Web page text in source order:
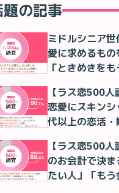
の記事
ミドルシニア
愛に求めるも
「ときめきを
【ラス恋500
恋愛にスキン
代以上の恋活・
【ラス恋500
のお会計で決
たい人」「も